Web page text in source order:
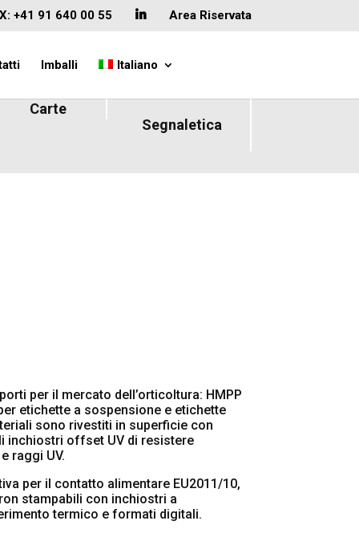
+41 91 640 00 55 Area Riservata
Imballi Italiano
Carte
Segnaletica
per il mercato dell’orticoltura: HMPP
etichette a sospensione e etichette
sono rivestiti in superficie con
inchiostri offset UV di resistere
raggi UV.
per il contatto alimentare EU2011/10,
stampabili con inchiostri a
termico e formati digitali.